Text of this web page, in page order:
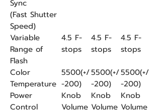
Sync
(Fast Shutter
Speed)
Variable
Range of
Flash
4.5 F-
stops
4.5 F-
stops
4.5 F-
stops
Color
Temperature
5500(+/
-200)
5500(+/
-200)
5500(+/
-200)
Power
Control
Knob
Volume
Knob
Volume
Knob
Volume